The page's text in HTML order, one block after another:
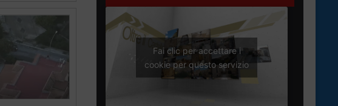
Fai clic per accettare i
cookie per questo servizio